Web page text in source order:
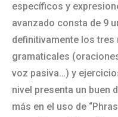
específicos y
avanzado consta de 9
definitivamente los
gramaticales
voz pasiva…) y
nivel presenta un buen
más en el uso de